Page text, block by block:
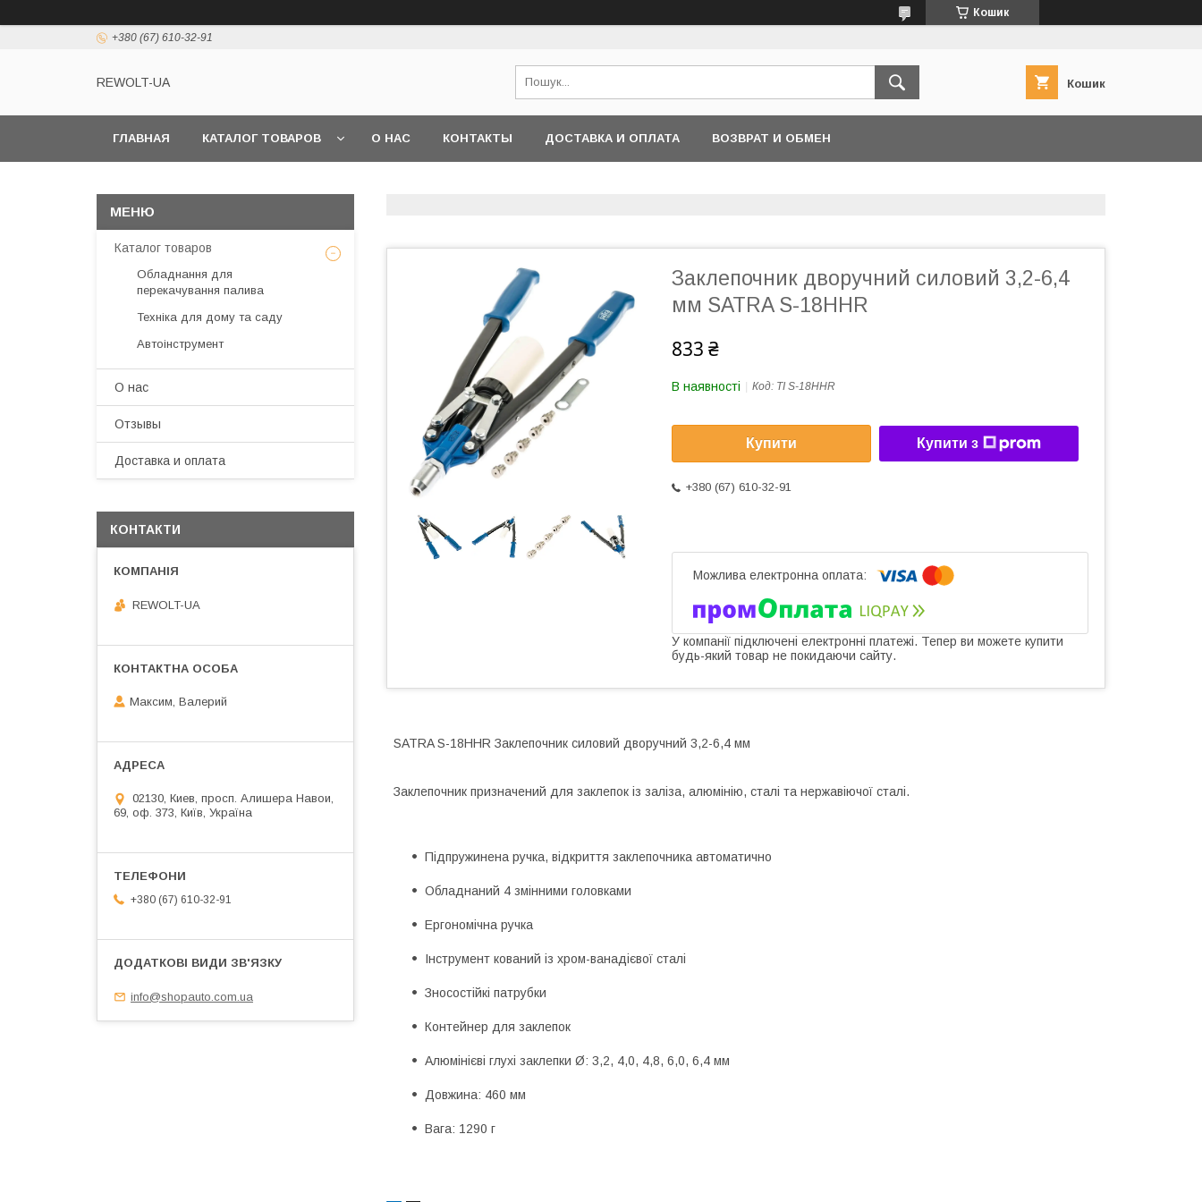
Кошик
+380 (67) 610-32-91
REWOLT-UA Кошик
ГЛАВНАЯ КАТАЛОГ ТОВАРОВ О НАС КОНТАКТЫ ДОСТАВКА И ОПЛАТА ВОЗВРАТ И ОБМЕН
Заклепочник дворучний силовий 3,2-6,4
мм SATRA S-18HHR
833 ₴
В наявності Код: TI S-18HHR
Купити Купити з
+380 (67) 610-32-91
У компанії підключені електронні платежі. Тепер ви можете купити
будь-який товар не покидаючи сайту.
SATRA S-18HHR Заклепочник силовий дворучний 3,2-6,4 мм
Заклепочник призначений для заклепок із заліза, алюмінію, сталі та нержавіючої сталі.
Підпружинена ручка, відкриття заклепочника автоматично
Обладнаний 4 змінними головками
Ергономічна ручка
Інструмент кований із хром-ванадієвої сталі
Зносостійкі патрубки
Контейнер для заклепок
Алюмінієві глухі заклепки Ø: 3,2, 4,0, 4,8, 6,0, 6,4 мм
Довжина: 460 мм
Вага: 1290 г
Каталог товаров
Обладнання для
перекачування палива
Техніка для дому та саду
Автоінструмент
О нас
Отзывы
Доставка и оплата
КОНТАКТИ
REWOLT-UA
Максим, Валерий
02130, Киев, просп. Алишера Навои,
69, оф. 373, Київ, Україна
+380 (67) 610-32-91
info@shopauto.com.ua